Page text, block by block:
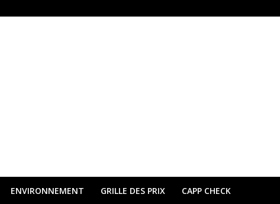
ENVIRONNEMENT GRILLE DES PRIX CAPP CHECK